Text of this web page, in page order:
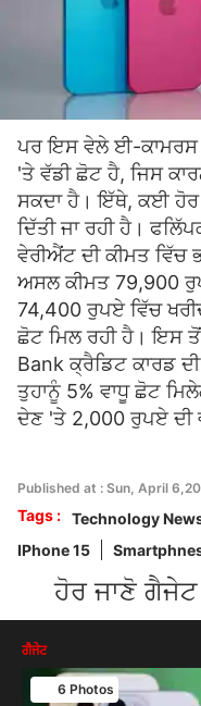
ਪਰ ਇਸ ਵੇਲੇ ਈ-
'ਤੇ ਵੱਡੀ ਛੋਟ ਹੈ, ਜਿਸ
ਸਕਦਾ ਹੈ। ਇੱਥੇ, ਕਈ ਹੋਰ
ਦਿੱਤੀ ਜਾ ਰਹੀ ਹੈ।
ਵੇਰੀਐਂਟ ਦੀ ਕੀਮਤ ਵਿੱਚ
ਅਸਲ ਕੀਮਤ 79,900
74,400 ਰੁਪਏ ਵਿੱਚ
ਛੋਟ ਮਿਲ ਰਹੀ ਹੈ। ਇਸ
Bank ਕ੍ਰੈਡਿਟ ਕਾਰਡ
ਤੁਹਾਨੂੰ 5% ਵਾਧੂ ਛੋਟ
ਦੇਣ 'ਤੇ 2,000 ਰੁਪਏ ਦੀ
Published at : Sun, April
Tags : Technology
IPhone 15
ਹੋਰ ਜਾਣੋ ਗੈਜੇਟ
ਗੈਜੇਟ
6 Photos